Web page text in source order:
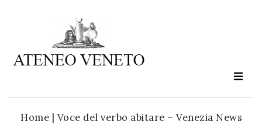
Home | Voce del verbo abitare – Venezia News
Ateneo
è
cultura